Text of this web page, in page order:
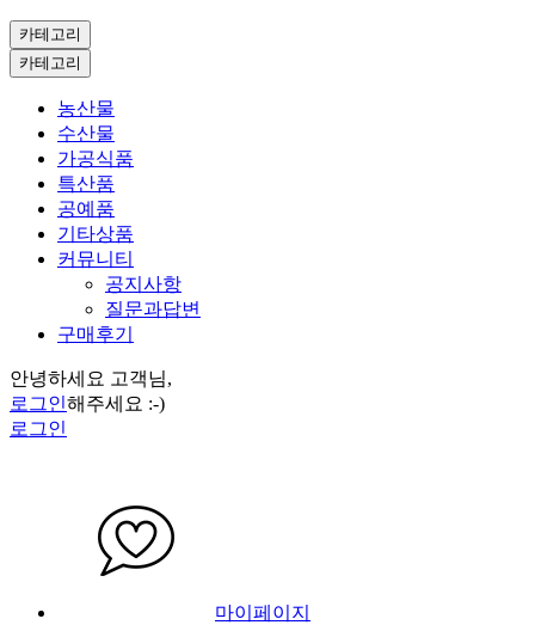
카테고리
카테고리
농산물
수산물
가공식품
특산품
공예품
기타상품
커뮤니티
공지사항
질문과답변
구매후기
안녕하세요 고객님,
로그인해주세요 :-)
로그인
마이페이지